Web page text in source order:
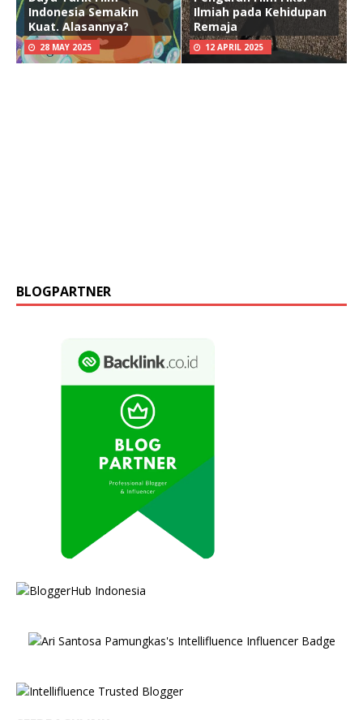
Indonesia Semakin
Kuat. Alasannya?
28 MAY 2025
Ilmiah pada Kehidupan
Remaja
12 APRIL 2025
BLOGPARTNER